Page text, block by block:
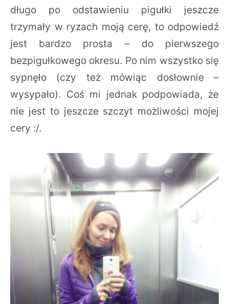
długo po odstawieniu pigułki jeszcze
trzymały w ryzach moją cerę, to odpowiedź
jest bardzo prosta – do pierwszego
bezpigułkowego okresu. Po nim wszystko się
sypnęło (czy też mówiąc dosłownie –
wysypało). Coś mi jednak podpowiada, że
nie jest to jeszcze szczyt możliwości mojej
cery :/.